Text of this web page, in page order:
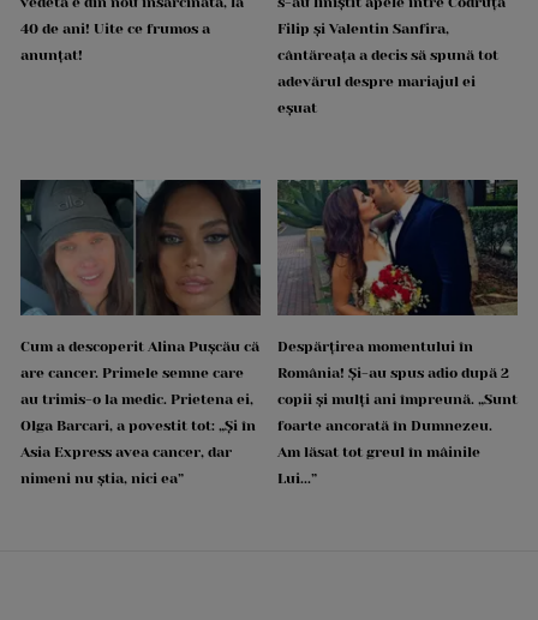
40 de ani! Uite ce frumos a
anunțat!
Filip și Valentin Sanfira,
cântăreața a decis să spună tot
adevărul despre mariajul ei
eșuat
Cum a descoperit Alina Pușcău că
are cancer. Primele semne care
au trimis-o la medic. Prietena ei,
Olga Barcari, a povestit tot: „Și în
Asia Express avea cancer, dar
nimeni nu știa, nici ea”
Despărțirea momentului în
România! Și-au spus adio după 2
copii și mulți ani împreună. „Sunt
foarte ancorată în Dumnezeu.
Am lăsat tot greul în mâinile
Lui...”